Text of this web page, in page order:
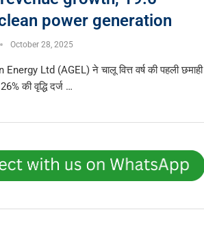
power generation
October 28, 2025
Ltd (AGEL) ने चालू वित्त वर्ष की पहली छमाही
की वृद्धि दर्ज …